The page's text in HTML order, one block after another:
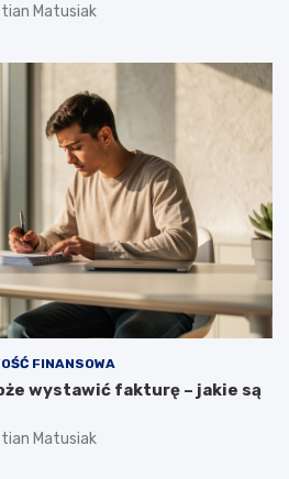
Matusiak
FINANSOWA
wystawić fakturę – jakie są
Matusiak